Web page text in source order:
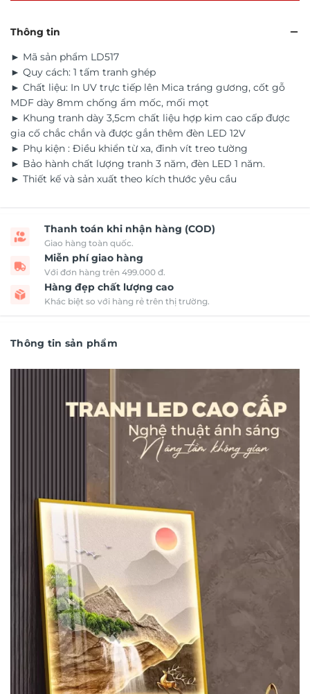
Thông tin
► Mã sản phẩm LD517
► Quy cách: 1 tấm tranh ghép
► Chất liệu: In UV trực tiếp lên Mica tráng gương, cốt gỗ
MDF dày 8mm chống ẩm mốc, mối mọt
► Khung tranh dày 3,5cm chất liệu hợp kim cao cấp được
gia cố chắc chắn và được gắn thêm đèn LED 12V
► Phụ kiện : Điều khiển từ xa, đinh vít treo tường
► Bảo hành chất lượng tranh 3 năm, đèn LED 1 năm.
► Thiết kế và sản xuất theo kích thước yêu cầu
Thanh toán khi nhận hàng (COD)
Giao hàng toàn quốc.
Miễn phí giao hàng
Với đơn hàng trên 499.000 đ.
Hàng đẹp chất lượng cao
Khác biệt so với hàng rẻ trên thị trường.
Thông tin sản phẩm